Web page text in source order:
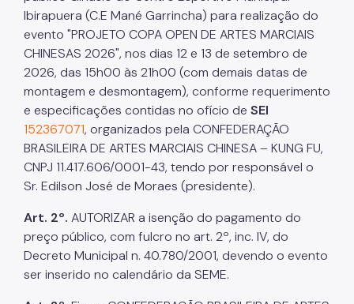
Ibirapuera (C.E Mané Garrincha) para realização do
evento "PROJETO COPA OPEN DE ARTES MARCIAIS
CHINESAS 2026", nos dias 12 e 13 de setembro de
2026, das 15h00 às 21h00 (com demais datas de
montagem e desmontagem), conforme requerimento
e especificações contidas no ofício de SEI
152367071, organizados pela CONFEDERAÇÃO
BRASILEIRA DE ARTES MARCIAIS CHINESA – KUNG FU,
CNPJ 11.417.606/0001-43, tendo por responsável o
Sr. Edilson José de Moraes (presidente).
Art. 2º. AUTORIZAR a isenção do pagamento do
preço público, com fulcro no art. 2º, inc. IV, do
Decreto Municipal n. 40.780/2001, devendo o evento
ser inserido no calendário da SEME.